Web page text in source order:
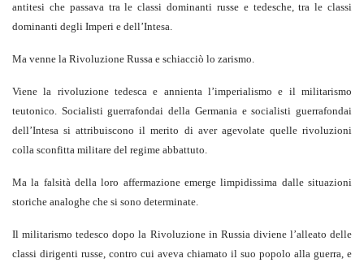
antitesi che passava tra le classi dominanti russe e tedesche, tra le classi
dominanti degli Imperi e dell’Intesa.
Ma venne la Rivoluzione Russa e schiacciò lo zarismo.
Viene la rivoluzione tedesca e annienta l’imperialismo e il militarismo
teutonico. Socialisti guerrafondai della Germania e socialisti guerrafondai
dell’Intesa si attribuiscono il merito di aver agevolate quelle rivoluzioni
colla sconfitta militare del regime abbattuto.
Ma la falsità della loro affermazione emerge limpidissima dalle situa­zioni
storiche analoghe che si sono determinate.
Il militarismo tedesco dopo la Rivoluzione in Russia diviene l’alleato delle
classi dirigenti russe, contro cui aveva chiamato il suo popolo alla guerra, e